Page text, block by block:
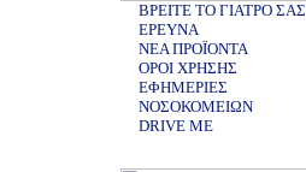
ΒΡΕΙΤΕ ΤΟ ΓΙΑΤΡΟ ΣΑΣ
ΕΡΕΥΝΑ
ΝΕΑ ΠΡΟΪΟΝΤΑ
ΟΡΟΙ ΧΡΗΣΗΣ
ΕΦΗΜΕΡΙΕΣ
ΝΟΣΟΚΟΜΕΙΩΝ
DRIVE ME